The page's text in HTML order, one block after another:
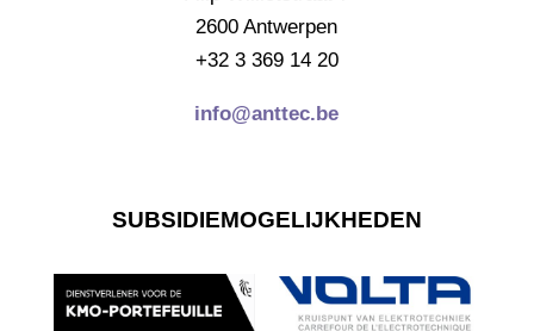
2600 Antwerpen
+32 3 369 14 20
info@anttec.be
SUBSIDIEMOGELIJKHEDEN